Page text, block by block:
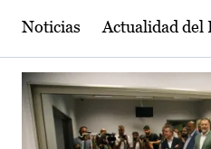
Noticias Actualidad del